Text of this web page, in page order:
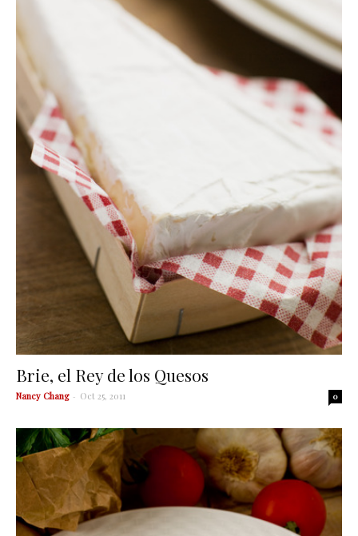
Brie, el Rey de los Quesos
Nancy Chang - Oct 25, 2011 0